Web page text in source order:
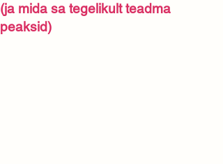
(ja mida sa tegelikult teadma
peaksid)